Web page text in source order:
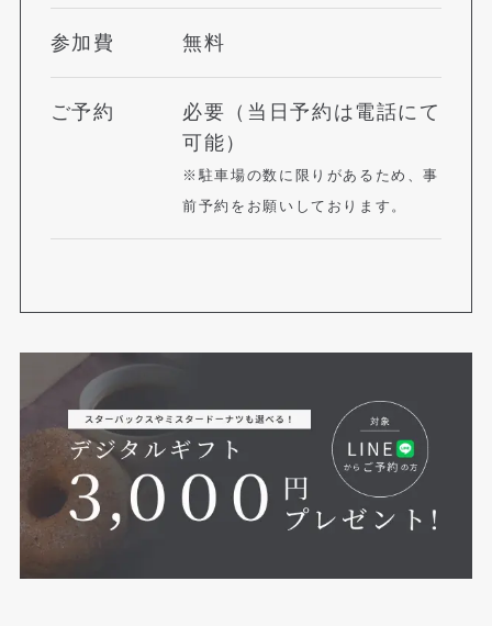
参加費 無料
ご予約
必要（当日予約は電話にて
可能）
※駐車場の数に限りがあるため、事
前予約をお願いしております。